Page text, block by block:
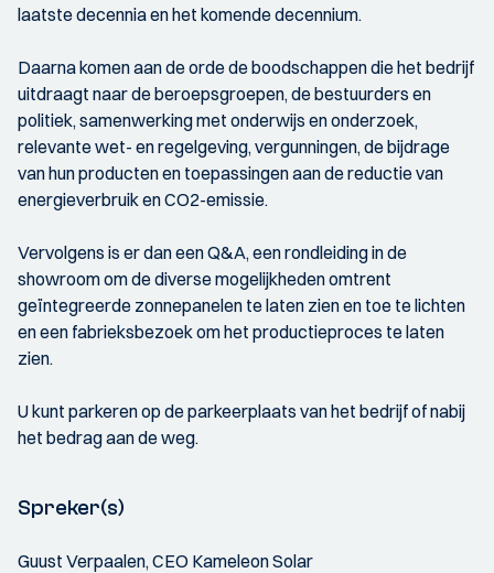
laatste decennia en het komende decennium.
Daarna komen aan de orde de boodschappen die het bedrijf
uitdraagt naar de beroepsgroepen, de bestuurders en
politiek, samenwerking met onderwijs en onderzoek,
relevante wet- en regelgeving, vergunningen, de bijdrage
van hun producten en toepassingen aan de reductie van
energieverbruik en CO2-emissie.
Vervolgens is er dan een Q&A, een rondleiding in de
showroom om de diverse mogelijkheden omtrent
geïntegreerde zonnepanelen te laten zien en toe te lichten
en een fabrieksbezoek om het productieproces te laten
zien.
U kunt parkeren op de parkeerplaats van het bedrijf of nabij
het bedrag aan de weg.
Spreker(s)
Guust Verpaalen, CEO Kameleon Solar